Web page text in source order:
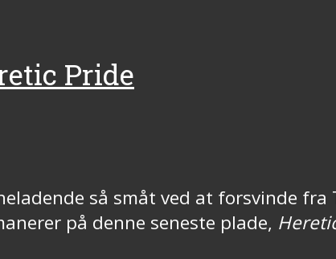
Pride
så småt ved at forsvinde fra
på denne seneste plade,